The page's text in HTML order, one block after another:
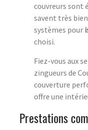
couvreurs sont
savent très
systèmes pour
choisi.
Fiez-vous aux
zingueurs de
couverture
offre une
Prestations